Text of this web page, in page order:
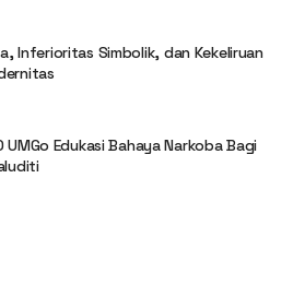
Inferioritas Simbolik, dan Kekeliruan
UMGo Edukasi Bahaya Narkoba Bagi